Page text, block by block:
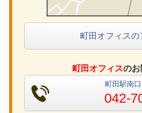
町田オフィスの
町田オフィスのお
町田駅南
042-